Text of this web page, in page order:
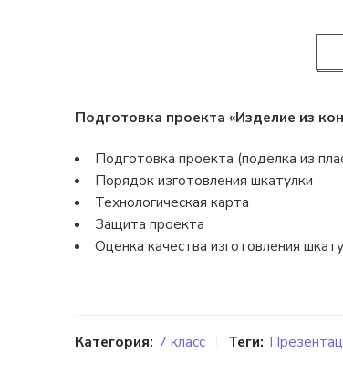
Подготовка проекта «Изделие из
Подготовка проекта (поделка из
Порядок изготовления шкатулки
Технологическая карта
Защита проекта
Оценка качества изготовления
Категория: 7 класс Теги: